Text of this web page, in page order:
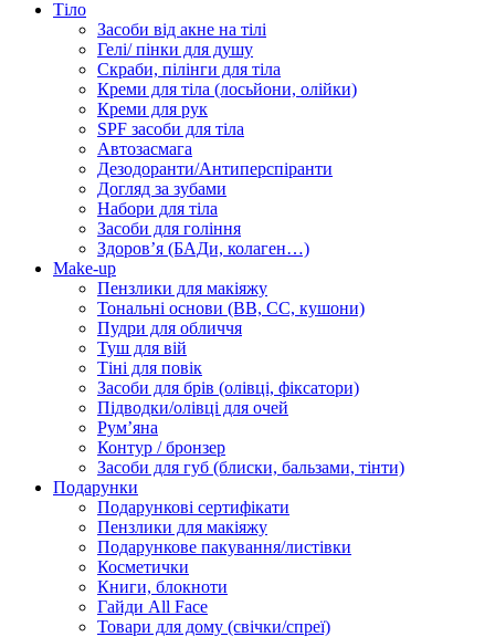
Тіло
Засоби від акне на тілі
Гелі/ пінки для душу
Скраби, пілінги для тіла
Креми для тіла (лосьйони, олійки)
Креми для рук
SPF засоби для тіла
Автозасмага
Дезодоранти/Антиперспіранти
Догляд за зубами
Набори для тіла
Засоби для гоління
Здоровʼя (БАДи, колаген…)
Make-up
Пензлики для макіяжу
Тональні основи (BB, CC, кушони)
Пудри для обличчя
Туш для вій
Тіні для повік
Засоби для брів (олівці, фіксатори)
Підводки/олівці для очей
Румʼяна
Контур / бронзер
Засоби для губ (блиски, бальзами, тінти)
Подарунки
Подарункові сертифікати
Пензлики для макіяжу
Подарункове пакування/листівки
Косметички
Книги, блокноти
Гайди All Face
Товари для дому (свічки/спреї)